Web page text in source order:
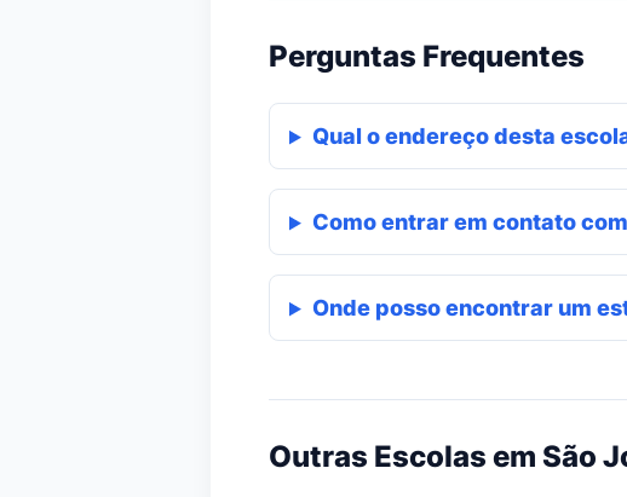
Perguntas Frequentes
Qual o endereço desta
Como entrar em contato
Onde posso encontrar um
Outras Escolas em São